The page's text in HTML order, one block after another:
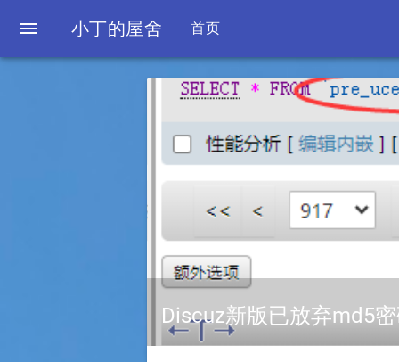
 小丁的屋舍 首页
Discuz新版已放弃md5